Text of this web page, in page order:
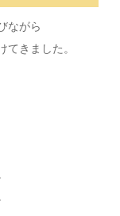
ながら
てきました。